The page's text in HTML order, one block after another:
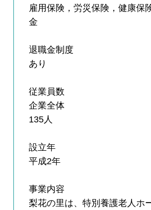
雇用保険，労災保険，健康保
金
退職金制度
あり
従業員数
企業全体
135人
設立年
平成2年
事業内容
梨花の里は、特別養護老人ホ